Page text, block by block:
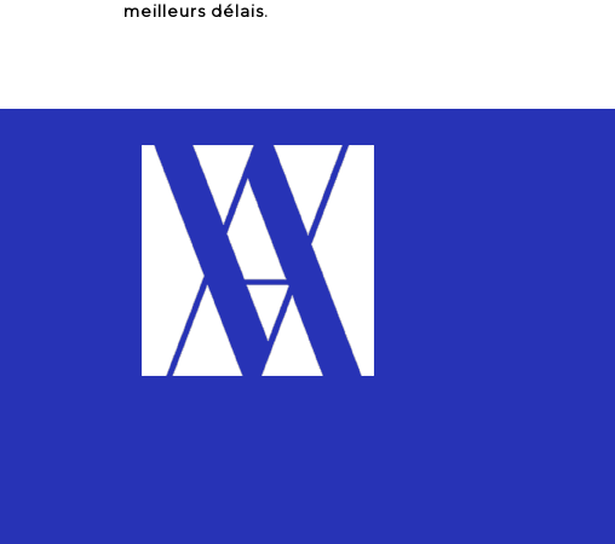
meilleurs délais.